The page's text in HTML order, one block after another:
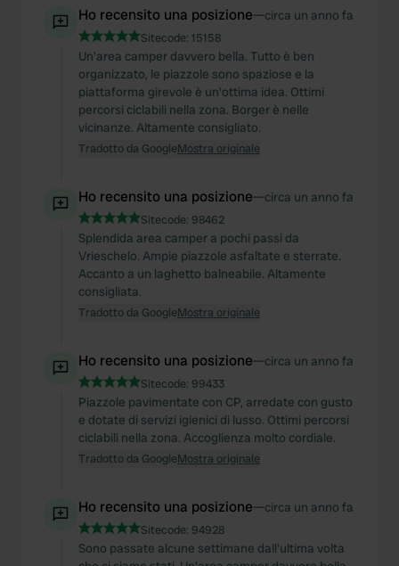
Ho recensito una posizione—circa un anno fa
Sitecode: 15158
Un'area camper davvero bella. Tutto è ben
organizzato, le piazzole sono spaziose e la
piattaforma girevole è un'ottima idea. Ottimi
percorsi ciclabili nella zona. Borger è nelle
vicinanze. Altamente consigliato.
Tradotto da GoogleMostra originale
Ho recensito una posizione—circa un anno fa
Sitecode: 98462
Splendida area camper a pochi passi da
Vrieschelo. Ampie piazzole asfaltate e sterrate.
Accanto a un laghetto balneabile. Altamente
consigliata.
Tradotto da GoogleMostra originale
Ho recensito una posizione—circa un anno fa
Sitecode: 99433
Piazzole pavimentate con CP, arredate con gusto
e dotate di servizi igienici di lusso. Ottimi percorsi
ciclabili nella zona. Accoglienza molto cordiale.
Tradotto da GoogleMostra originale
Ho recensito una posizione—circa un anno fa
Sitecode: 94928
Sono passate alcune settimane dall'ultima volta